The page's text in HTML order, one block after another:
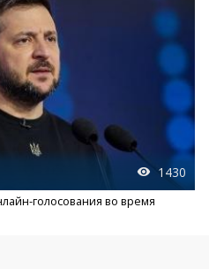
1430
голосования во время